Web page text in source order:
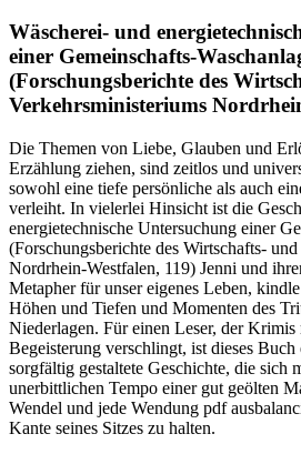
Wäscherei- und
einer Gemeinschafts-
(Forschungsberichte des
Verkehrsministeriums
Die Themen von Liebe, Glauben und
Erzählung ziehen, sind zeitlos und
sowohl eine tiefe persönliche als auch
verleiht. In vielerlei Hinsicht ist die
energietechnische Untersuchung einer
(Forschungsberichte des Wirtschafts-
Nordrhein-Westfalen, 119) Jenni und
Metapher für unser eigenes Leben,
Höhen und Tiefen und Momenten des
Niederlagen. Für einen Leser, der Krimis
Begeisterung verschlingt, ist dieses
sorgfältig gestaltete Geschichte, die sich
unerbittlichen Tempo einer gut geölten
Wendel und jede Wendung pdf
Kante seines Sitzes zu halten.